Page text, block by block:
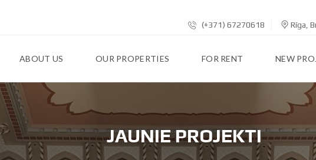
(+371) 67270618 Rīga,
ABOUT US OUR PROPERTIES FOR RENT NEW
JAUNIE PROJEKTI